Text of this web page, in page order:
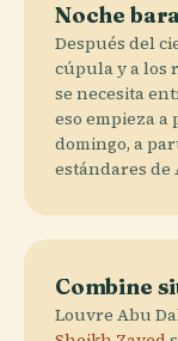
Noche
Después del
cúpula y a los
se necesita
eso empieza a
domingo, a
estándares de
Combine
Louvre Abu